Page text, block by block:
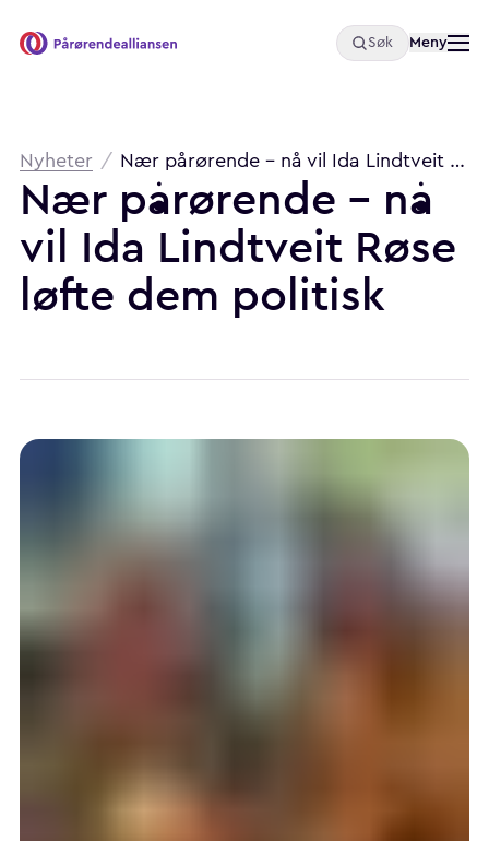
Pårørendealliansen Søk Åpne
Meny
Brødsmulesti
Nyheter / Nær pårørende – nå vil Ida Lindtveit Røse løfte dem politisk
Nær pårørende – nå
vil Ida Lindtveit Røse
løfte dem politisk